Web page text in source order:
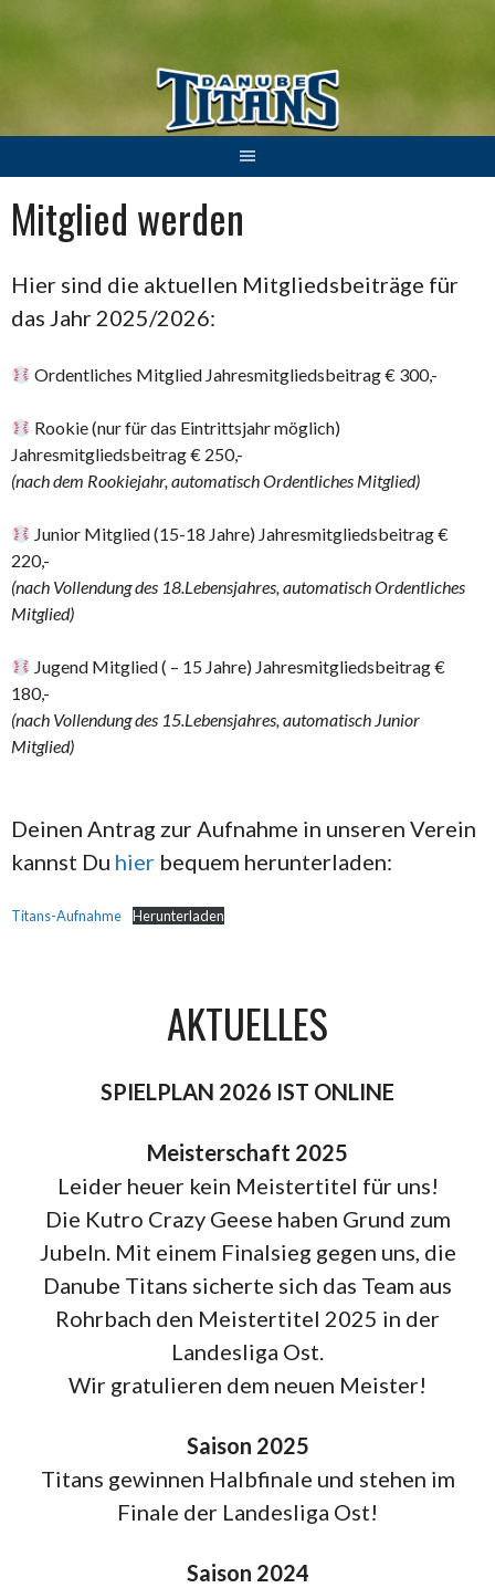
Mitglied werden
Hier sind die aktuellen Mitgliedsbeiträge für
das Jahr 2025/2026:
Ordentliches Mitglied Jahresmitgliedsbeitrag € 300,-
Rookie (nur für das Eintrittsjahr möglich)
Jahresmitgliedsbeitrag € 250,-
(nach dem Rookiejahr, automatisch Ordentliches Mitglied)
Junior Mitglied (15-18 Jahre) Jahresmitgliedsbeitrag €
220,-
(nach Vollendung des 18.Lebensjahres, automatisch Ordentliches
Mitglied)
Jugend Mitglied ( – 15 Jahre) Jahresmitgliedsbeitrag €
180,-
(nach Vollendung des 15.Lebensjahres, automatisch Junior
Mitglied)
Deinen Antrag zur Aufnahme in unseren Verein
kannst Du hier bequem herunterladen:
Titans-Aufnahme Herunterladen
AKTUELLES
SPIELPLAN 2026 IST ONLINE
Meisterschaft 2025
Leider heuer kein Meistertitel für uns!
Die Kutro Crazy Geese haben Grund zum
Jubeln. Mit einem Finalsieg gegen uns, die
Danube Titans sicherte sich das Team aus
Rohrbach den Meistertitel 2025 in der
Landesliga Ost.
Wir gratulieren dem neuen Meister!
Saison 2025
Titans gewinnen Halbfinale und stehen im
Finale der Landesliga Ost!
Saison 2024